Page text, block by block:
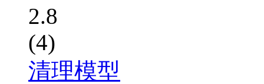
2.8
(4)
清理模型